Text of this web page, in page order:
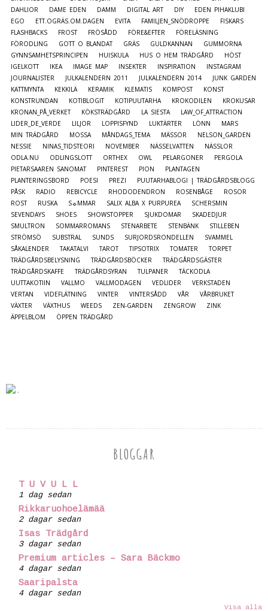
DAHLIOR
DAME EDEN DAMM DIGITAL ART DIY
EDEN PIHAKLUBI
EGO
ETT.OGRÄS.OM.DAGEN EVITA FAMILJEN_SNÖDROPPE
FISKARS
FLASHBACKS
FROST FRÖSÅDD FÖRE&EFTER
FÖRELÄSNING
FÖRODLING
GOTT O BLANDAT GRÄS GULDKANNAN
GUMMORNA
GYNNSAMHETSPRINCIPEN
HUISKULA HUS O HEM TRÄDGÅRD
HÖST
IGELKOTT
IKEA IMAGE MAP INSEKTER INSPIRATION
INSTAGRAM
JOURNALISTER
JULKALENDERN 2011 JULKALENDERN 2014
JUNK GARDEN
KATTMYNTA
KEKKILÄ KERAMIK KLEMATIS KOMPOST
KONST
KONSTRUNDAN
KOTIBLOGIT KOTIPUUTARHA KROKODILEN
KROKUSAR
KRONAN_PÅ_VERKET
KÖKSTRÄDGÅRD LA SIESTA
LAW_OF_ATTRACTION
LIDER_DE_VERDE
LILJOR LOPPISFYND LUKTÄRTER LÖNN
MARS
MIN TRÄDGÅRD
MOSSA MÅNDAGS_TEMA MÄSSOR
NELSON_GARDEN
NESSIE
NINAS_TIDSTEORI NOVEMBER NÄSSELVATTEN
NÄSSLOR
ODLA.NU
ODLINGSLOTT ORTHEX OWL PELARGONER
PERGOLA
PIETARSAAREN SANOMAT
PINTEREST PION
PLANTAGEN
PLANTERINGSBORD
POESI PREZI
PUUTARHABLOGI | TRÄDGÅRDSBLOGG
PÅSK
RADIO REBICYCLE RHODODENDRON ROSENBÅGE
ROSOR
ROST
RUSKA S☼MMAR SALIX ALBA X PURPUREA
SCHERSMIN
SEVENDAYS
SHOES SHOWSTOPPER SJUKDOMAR
SKADEDJUR
SMULTRON
SOMMARROMANS STENARBETE STENBÄNK
STILLEBEN
STRÖMSÖ
SUBSTRAL SUNDS SURJORDSRONDELLEN
SVAMMEL
SÅKALENDER
TAKATALVI TAROT TIPSOTRIX TOMATER
TORPET
TRÄDGÅRDSBELYSNING
TRÄDGÅRDSBÖCKER
TRÄDGÅRDSGÄSTER
TRÄDGÅRDSKAFFE
TRÄDGÅRDSYRAN TULPANER
TÄCKODLA
UUTTAKOTIIN
VALLMO VALLMODAGEN VEDLIDER
VERKSTADEN
VERTAN
VIDEFLÄTNING VINTER VINTERSÅDD VÅR
VÅRBRUKET
VÄXTER
VÄXTHUS WEEDS ZEN-GARDEN ZENGROW
ZINK
ÄPPELBLOM
ÖPPEN TRÄDGÅRD
BLOGGAR
T U V U L L
1 dag sedan
Rikkaruohoelämää
2 dagar sedan
Isas Trädgård
3 dagar sedan
Premium articles – Sara Bäckmo
4 dagar sedan
Saaripalsta
4 dagar sedan
Visa alla